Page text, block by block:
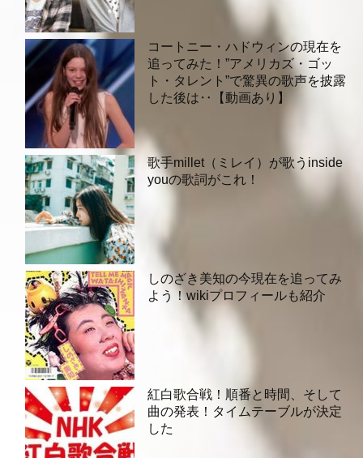
コートニー・ハドウィンの現在を
追ってみた！”アメリカズ・ゴッ
ト・タレント”で驚異の歌声を披露
した後は‥【動画あり】
歌手millet（ミレイ）が歌うinside
youの歌詞がこれ！
しのざき美知の今現在を追ってみ
よう！wikiプロフィールも紹介
紅白歌合戦！順番と時間、そして
曲の発表！タイムテーブルが決定
した